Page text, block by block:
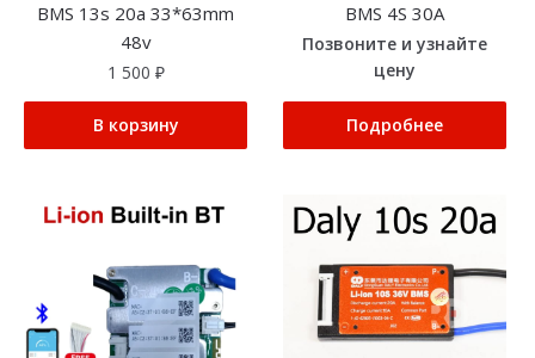
BMS 13s 20a 33*63mm
48v
1 500 ₽
В корзину
BMS 4S 30A
Позвоните и узнайте
цену
Подробнее